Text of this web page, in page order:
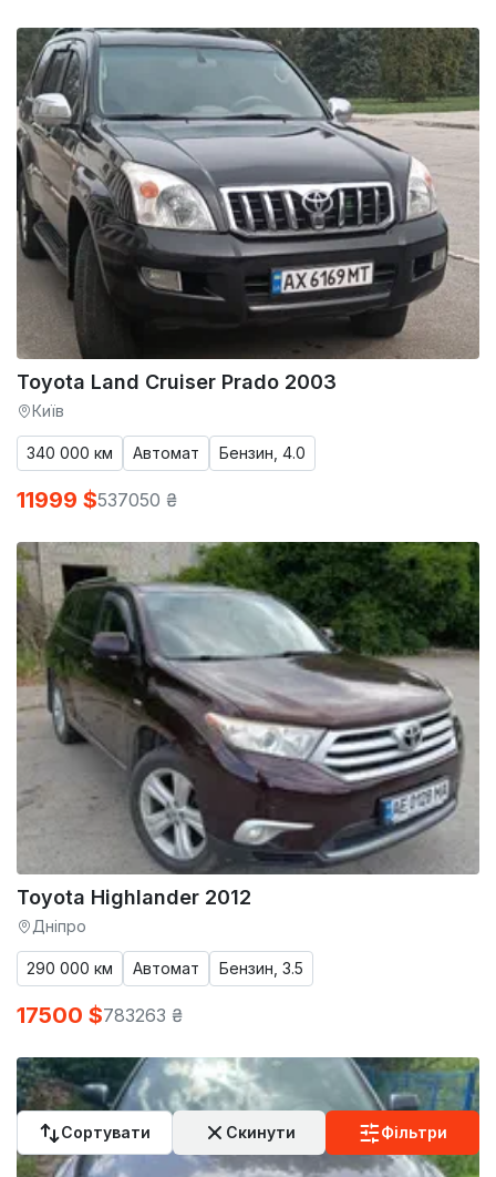
Toyota Land Cruiser Prado 2003
Київ
340 000 км Автомат Бензин, 4.0
11999 $537050 ₴
Toyota Highlander 2012
Дніпро
290 000 км Автомат Бензин, 3.5
17500 $783263 ₴
Сортувати Скинути Фільтри